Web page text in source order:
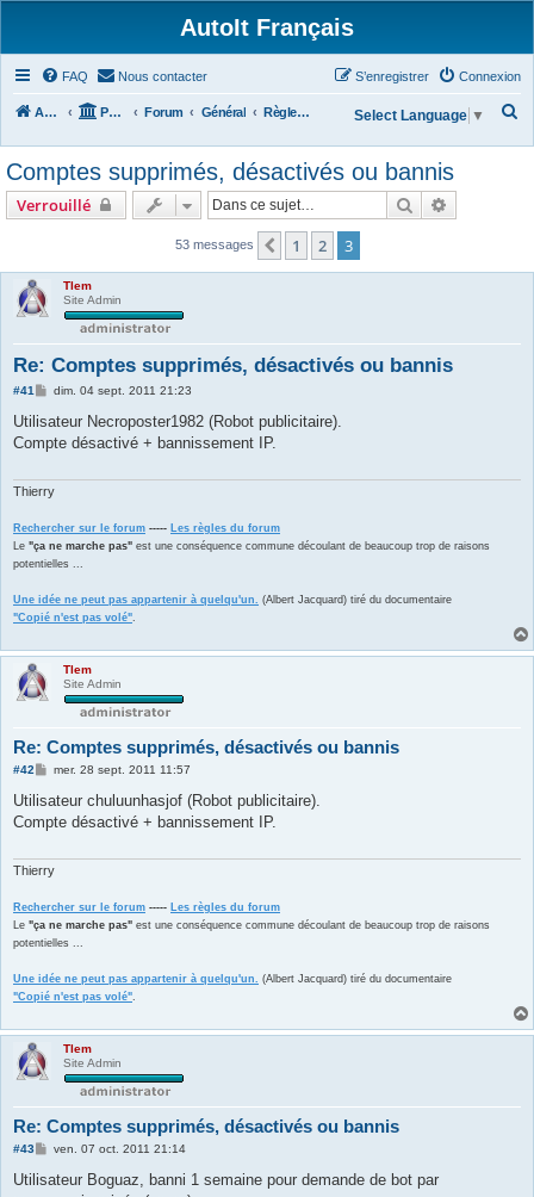
AutoIt Français
FAQ Nous contacter Connexion
S’enregistrer
Accueil Portail Forum Général Règles du Forum Select Language ▼
Comptes supprimés, désactivés ou bannis
Verrouillé Rechercher
53 messages Précédente
1 2 3
Tlem
Site Admin
Re: Comptes supprimés, désactivés ou bannis
#41
M
s
a
dim. 04 sept. 2011 21:23
Utilisateur Necroposter1982 (Robot publicitaire).
Compte désactivé + bannissement IP.
Thierry
Rechercher sur le forum -----
Les règles du forum
Le "ça ne marche pas" est une conséquence commune découlant de beaucoup trop de raisons
potentielles ...
Une idée ne peut pas appartenir à quelqu'un.
(Albert Jacquard) tiré du documentaire
"Copié n'est pas volé"
Tlem
Site Admin
Re: Comptes supprimés, désactivés ou bannis
#42
M
s
a
mer. 28 sept. 2011 11:57
Utilisateur chuluunhasjof (Robot publicitaire).
Compte désactivé + bannissement IP.
Thierry
Rechercher sur le forum -----
Les règles du forum
Le "ça ne marche pas" est une conséquence commune découlant de beaucoup trop de raisons
potentielles ...
Une idée ne peut pas appartenir à quelqu'un.
(Albert Jacquard) tiré du documentaire
"Copié n'est pas volé"
Tlem
Site Admin
Re: Comptes supprimés, désactivés ou bannis
#43
M
s
ven. 07 oct. 2011 21:14
Utilisateur Boguaz, banni 1 semaine pour demande de bot par